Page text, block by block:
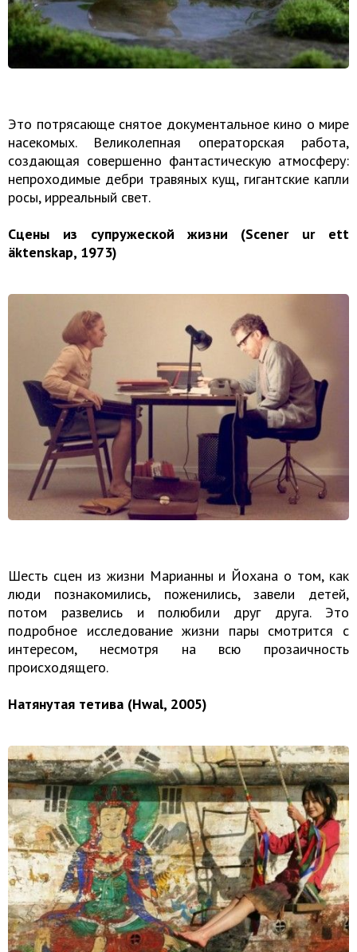
Это потрясающе снятое документальное кино о мире
насекомых. Великолепная операторская работа,
создающая совершенно фантастическую атмосферу:
непроходимые дебри травяных кущ, гигантские капли
росы, ирреальный свет.
Сцены из супружеской жизни (Scener ur ett
äktenskap, 1973)
Шесть сцен из жизни Марианны и Йохана о том, как
люди познакомились, поженились, завели детей,
потом развелись и полюбили друг друга. Это
подробное исследование жизни пары смотрится с
интересом, несмотря на всю прозаичность
происходящего.
Натянутая тетива (Hwal, 2005)